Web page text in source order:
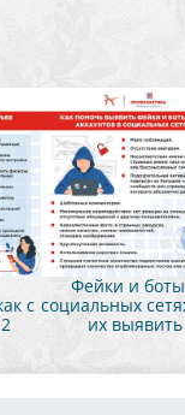
с
Фейки и
социальных
их выявить